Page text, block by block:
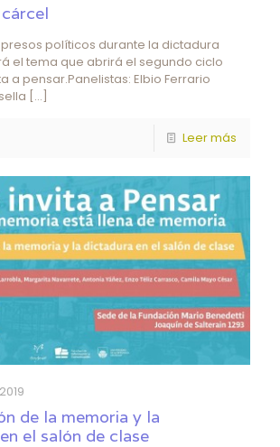
presos políticos durante la dictadura
el tema que abrirá el segundo ciclo
a pensar.Panelistas: Elbio Ferrario
[…]
Leer más
de la memoria y la
el salón de clase